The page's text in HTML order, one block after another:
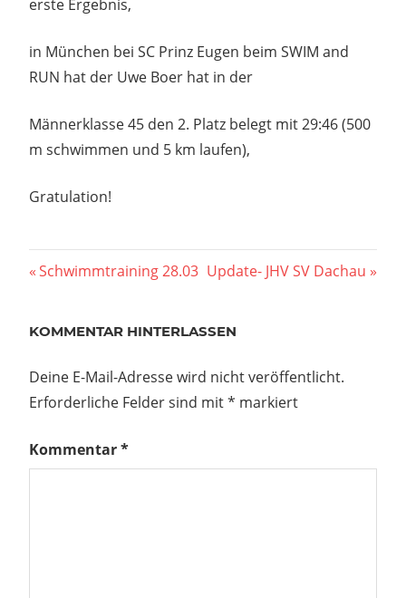
erste Ergebnis,
in München bei SC Prinz Eugen beim SWIM and
RUN hat der Uwe Boer hat in der
Männerklasse 45 den 2. Platz belegt mit 29:46 (500
m schwimmen und 5 km laufen),
Gratulation!
Beitragsnavigation
Vorheriger
Schwimmtraining 28.03 Nächster
Update- JHV SV Dachau
KOMMENTAR HINTERLASSEN
Deine E-Mail-Adresse wird nicht veröffentlicht.
Erforderliche Felder sind mit* markiert
Kommentar*